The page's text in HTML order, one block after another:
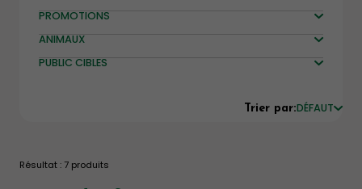
PROMOTIONS
ANIMAUX
PUBLIC CIBLES
Trier par:DÉFAUT
Résultat : 7 produits